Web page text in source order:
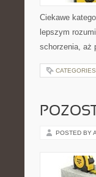
Ciekawe
lepszym
schorzenia, aż
POSTED BY